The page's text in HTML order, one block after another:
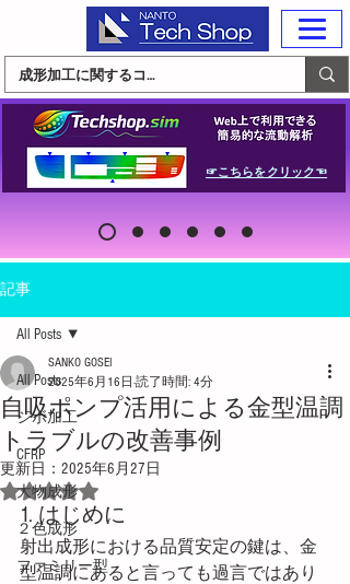
☞こちらをクリック☜
記事
All Posts
シボ加工
CFRP
大物成形
２色成形
ファミリー型
All Posts
自吸ポンプ活用による金型温調
トラブルの改善事例
SANKO GOSEI
2025年6月16日 読了時間: 4分
更新日： 2025年6月27日
5つ星のうちNaNと評価されています。
1. はじめに
射出成形における品質安定の鍵は、金
型温調にあると言っても過言ではあり